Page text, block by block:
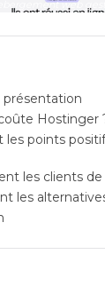
web
présentation
Hostinger
les points
les clients
les